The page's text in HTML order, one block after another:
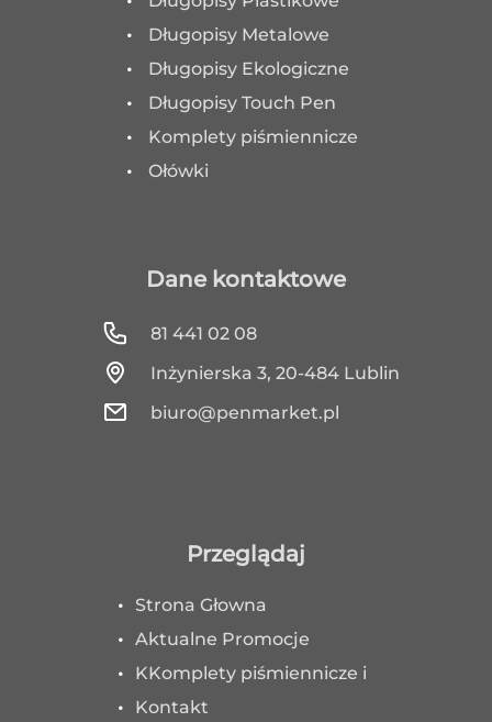
Długopisy Metalowe
Długopisy Ekologiczne
Długopisy Touch Pen
Komplety piśmiennicze
Ołówki
Przeglądaj
Strona Głowna
Aktualne Promocje
KKomplety piśmiennicze i
Kontakt
Dane kontaktowe
81 441 02 08
Inżynierska 3, 20-484 Lublin
biuro@penmarket.pl